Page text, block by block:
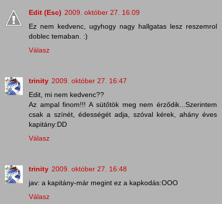
Edit (Esc) 2009. október 27. 16:09
Ez nem kedvenc, ugyhogy nagy hallgatas lesz reszemrol
doblec temaban. :)
Válasz
trinity 2009. október 27. 16:47
Edit, mi nem kedvenc??
Az ampal finom!!! A sütőtök meg nem érződik...Szerintem
csak a színét, édességét adja, szóval kérek, ahány éves
kapitány:DD
Válasz
trinity 2009. október 27. 16:48
jav: a kapitány-már megint ez a kapkodás:OOO
Válasz